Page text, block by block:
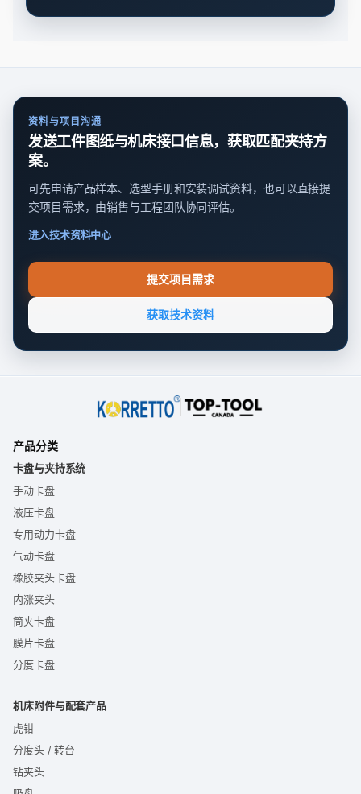
资料与项目沟通
发送工件图纸与机床接口信息，获取匹配夹持方
案。
可先申请产品样本、选型手册和安装调试资料，也可以直接提
交项目需求，由销售与工程团队协同评估。
进入技术资料中心
提交项目需求
获取技术资料
产品分类
卡盘与夹持系统
手动卡盘
液压卡盘
专用动力卡盘
气动卡盘
橡胶夹头卡盘
内涨夹头
筒夹卡盘
膜片卡盘
分度卡盘
机床附件与配套产品
虎钳
分度头 / 转台
钻夹头